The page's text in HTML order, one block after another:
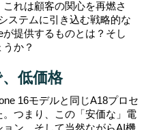
れは顧客の関心を再燃さ
ステムに引き込む戦略的な
提供するものとは？そし
か？
低価格
16モデルと同じA18プロセ
つまり、この「安価な」電